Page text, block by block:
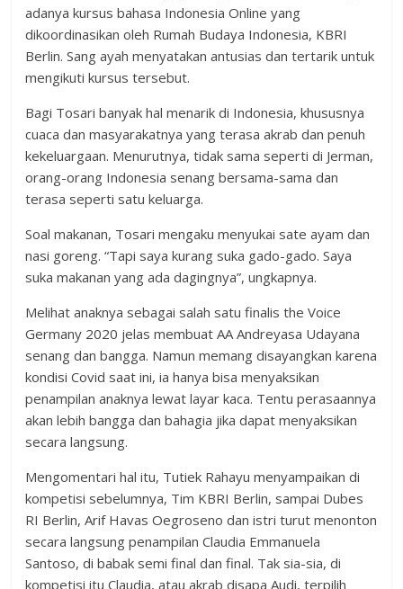
adanya kursus bahasa Indonesia Online yang
dikoordinasikan oleh Rumah Budaya Indonesia, KBRI
Berlin. Sang ayah menyatakan antusias dan tertarik untuk
mengikuti kursus tersebut.
Bagi Tosari banyak hal menarik di Indonesia, khususnya
cuaca dan masyarakatnya yang terasa akrab dan penuh
kekeluargaan. Menurutnya, tidak sama seperti di Jerman,
orang-orang Indonesia senang bersama-sama dan
terasa seperti satu keluarga.
Soal makanan, Tosari mengaku menyukai sate ayam dan
nasi goreng. “Tapi saya kurang suka gado-gado. Saya
suka makanan yang ada dagingnya”, ungkapnya.
Melihat anaknya sebagai salah satu finalis the Voice
Germany 2020 jelas membuat AA Andreyasa Udayana
senang dan bangga. Namun memang disayangkan karena
kondisi Covid saat ini, ia hanya bisa menyaksikan
penampilan anaknya lewat layar kaca. Tentu perasaannya
akan lebih bangga dan bahagia jika dapat menyaksikan
secara langsung.
Mengomentari hal itu, Tutiek Rahayu menyampaikan di
kompetisi sebelumnya, Tim KBRI Berlin, sampai Dubes
RI Berlin, Arif Havas Oegroseno dan istri turut menonton
secara langsung penampilan Claudia Emmanuela
Santoso, di babak semi final dan final. Tak sia-sia, di
kompetisi itu Claudia, atau akrab disapa Audi, terpilih